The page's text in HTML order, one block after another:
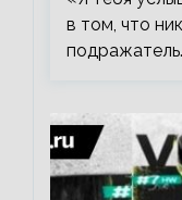
в том, что